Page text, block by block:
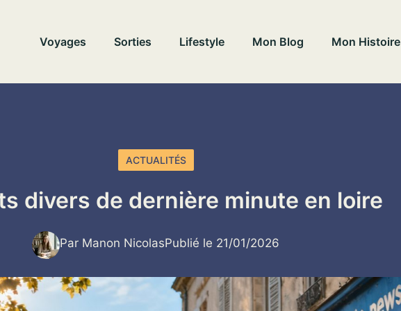
Voyages Sorties Lifestyle Mon Blog Mon Histoire
ACTUALITÉS
divers de dernière minute en loire
Par Manon NicolasPublié le 21/01/2026